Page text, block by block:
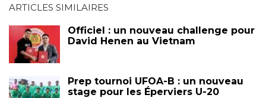
ARTICLES SIMILAIRES
Officiel : un nouveau challenge pour
David Henen au Vietnam
Prep tournoi UFOA-B : un nouveau
stage pour les Éperviers U-20